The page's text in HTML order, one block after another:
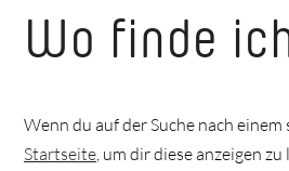
Wo finde
Wenn du auf der Suche nach
Startseite, um dir diese anzeigen